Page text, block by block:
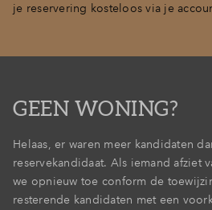
je reservering kosteloos via je
GEEN WONING?
Helaas, er waren meer kandidaten
reservekandidaat. Als iemand afziet
we opnieuw toe conform de
resterende kandidaten met een